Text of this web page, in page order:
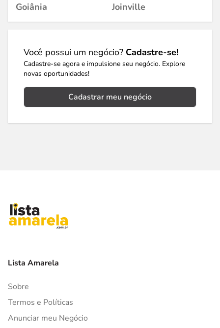
Goiânia
Joinville
Você possui um negócio? Cadastre-se!
Cadastre-se agora e impulsione seu negócio. Explore
novas oportunidades!
Cadastrar meu negócio
Lista Amarela
Sobre
Termos e Políticas
Anunciar meu Negócio